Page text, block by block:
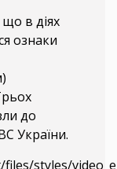
в діях
ознаки
до
України.
styles/